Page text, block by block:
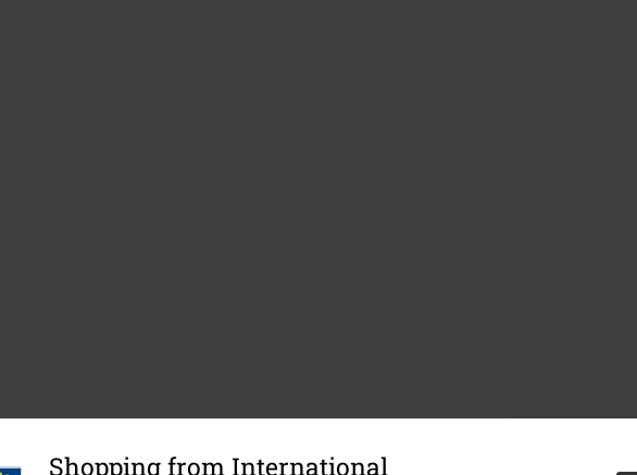
Shopping from International